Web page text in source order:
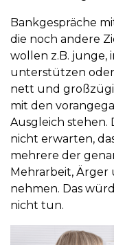
Bankgespräche
die noch andere
wollen z.B. junge,
unterstützen
nett und
mit den
Ausgleich
nicht erwarten,
mehrere der
Mehrarbeit, Ärger
nehmen. Das
nicht tun.